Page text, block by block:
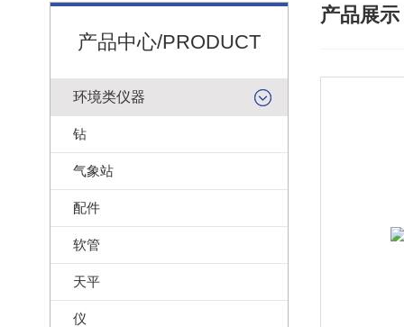
产品中心/PRODUCT
环境类仪器
钻
气象站
配件
软管
天平
仪
产品展示